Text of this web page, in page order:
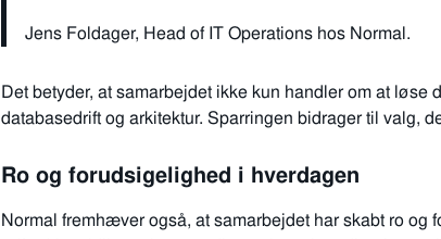
Jens Foldager, Head of IT Operations hos Normal.
Det betyder, at samarbejdet ikke kun handler om at
databasedrift og arkitektur. Sparringen bidrager til valg,
Ro og forudsigelighed i hverdagen
Normal fremhæver også, at samarbejdet har skabt ro og